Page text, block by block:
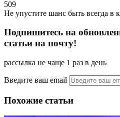
509
Не упустите шанс быть всегда в
Подпишитесь на
статьи на почту!
рассылка не чаще 1 раз в день
Введите ваш email
Похожие статьи